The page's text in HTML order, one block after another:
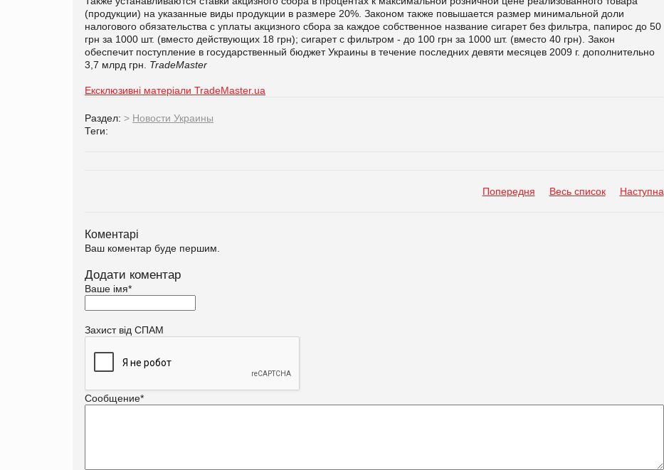
(продукции) на указанные виды продукции в размере 20%. Законом также повышается размер минимальной доли
налогового обязательства с уплаты акцизного сбора за каждое собственное название сигарет без фильтра, папирос до 50
грн за 1000 шт. (вместо действующих 18 грн); сигарет с фильтром - до 100 грн за 1000 шт. (вместо 40 грн). Закон
обеспечит поступление в государственный бюджет Украины в течение последних девяти месяцев 2009 г. дополнительно
3,7 млрд грн. TradeMaster
Ексклюзивні матеріали TradeMaster.ua
Раздел: > Новости Украины
Теги:
Попередня Весь список Наступна
Коментарі
Ваш коментар буде першим.
Додати коментар
Ваше імя*
Захист від СПАМ
Сообщение*